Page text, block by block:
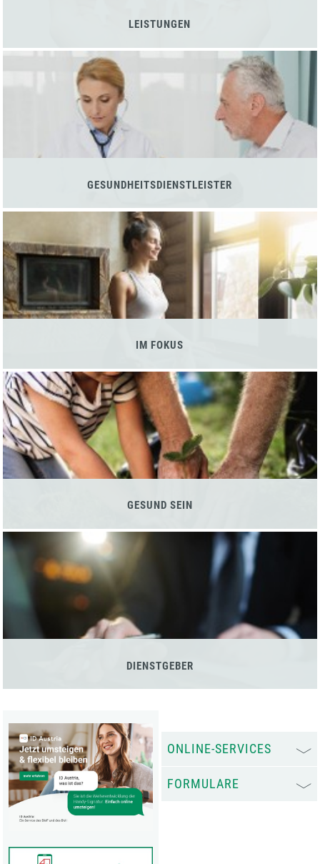
LEISTUNGEN
GESUNDHEITSDIENSTLEISTER
IM FOKUS
GESUND SEIN
DIENSTGEBER
ONLINE-SERVICES
FORMULARE